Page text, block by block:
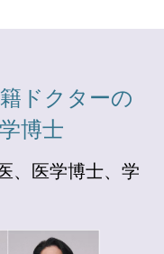
ドクターの
博士
、医学博士、学